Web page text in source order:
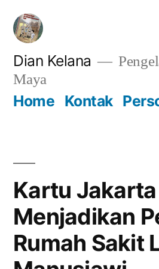
Lompat
konten
Dian Kelana
Maya
Home Kontak
Kartu
Menjadikan
Rumah Sakit